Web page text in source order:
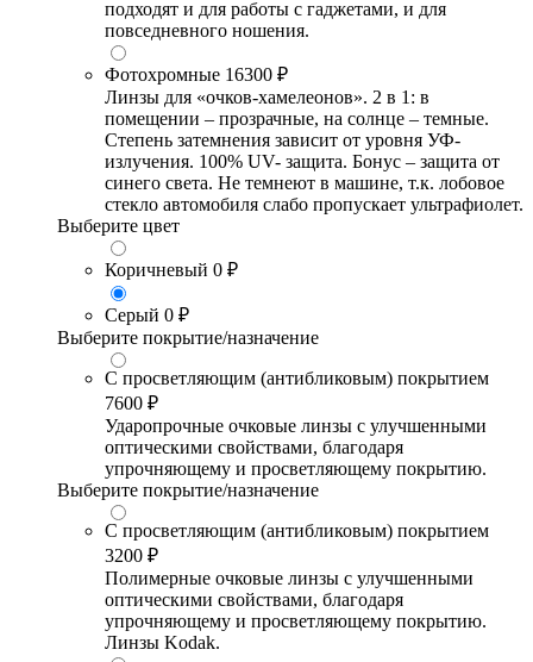
подходят и для работы с гаджетами, и для
повседневного ношения.
Фотохромные 16300 ₽
Линзы для «очков-хамелеонов». 2 в 1: в
помещении – прозрачные, на солнце – темные.
Степень затемнения зависит от уровня УФ-
излучения. 100% UV- защита. Бонус – защита от
синего света. Не темнеют в машине, т.к. лобовое
стекло автомобиля слабо пропускает ультрафиолет.
Выберите цвет
Коричневый 0 ₽
Серый 0 ₽
Выберите покрытие/назначение
С просветляющим (антибликовым) покрытием
7600 ₽
Ударопрочные очковые линзы с улучшенными
оптическими свойствами, благодаря
упрочняющему и просветляющему покрытию.
Выберите покрытие/назначение
С просветляющим (антибликовым) покрытием
3200 ₽
Полимерные очковые линзы с улучшенными
оптическими свойствами, благодаря
упрочняющему и просветляющему покрытию.
Линзы Kodak.